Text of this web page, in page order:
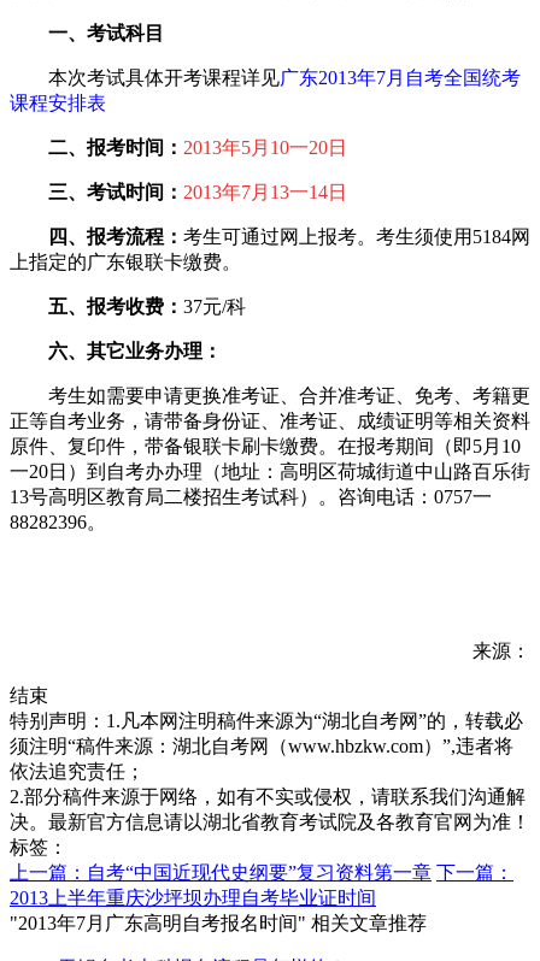
一、考试科目
本次考试具体开考课程详见广东2013年7月自考全国统考
课程安排表
二、报考时间： 2013年5月10一20日
三、考试时间： 2013年7月13一14日
四、报考流程： 考生可通过网上报考。考生须使用5184网
上指定的广东银联卡缴费。
五、报考收费： 37元/科
六、其它业务办理：
考生如需要申请更换准考证、合并准考证、免考、考籍更
正等自考业务，请带备身份证、准考证、成绩证明等相关资料
原件、复印件，带备银联卡刷卡缴费。在报考期间（即5月10
一20日）到自考办办理（地址：高明区荷城街道中山路百乐街
13号高明区教育局二楼招生考试科）。咨询电话：0757一
88282396。
来源：
结束
特别声明：1.凡本网注明稿件来源为“湖北自考网”的，转载必
须注明“稿件来源：湖北自考网（www.hbzkw.com）”,违者将
依法追究责任；
2.部分稿件来源于网络，如有不实或侵权，请联系我们沟通解
决。最新官方信息请以湖北省教育考试院及各教育官网为准！
标签：
上一篇：自考“中国近现代史纲要”复习资料第一章 下一篇：
2013上半年重庆沙坪坝办理自考毕业证时间
"2013年7月广东高明自考报名时间" 相关文章推荐